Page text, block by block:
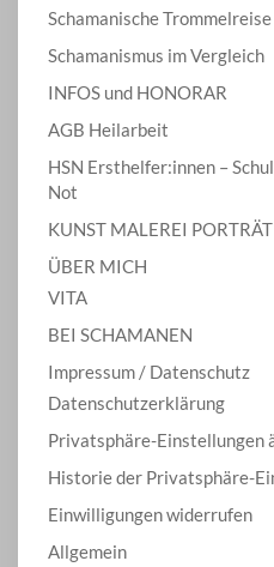
Schamanische Trommelreise
Schamanismus im Vergleich
INFOS und HONORAR
AGB Heilarbeit
HSN Ersthelfer:innen –
Not
KUNST MALEREI PORTRÄT
ÜBER MICH
VITA
BEI SCHAMANEN
Impressum / Datenschutz
Datenschutzerklärung
Privatsphäre-Einstellungen
Historie der Privatsphäre-
Einwilligungen widerrufen
Allgemein